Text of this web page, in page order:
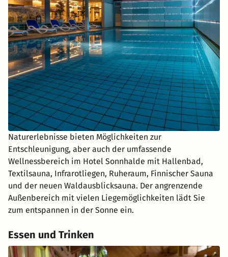
Naturerlebnisse bieten Möglichkeiten zur
Entschleunigung, aber auch der umfassende
Wellnessbereich im Hotel Sonnhalde mit Hallenbad,
Textilsauna, Infrarotliegen, Ruheraum, Finnischer Sauna
und der neuen Waldausblicksauna. Der angrenzende
Außenbereich mit vielen Liegemöglichkeiten lädt Sie
zum entspannen in der Sonne ein.
Essen und Trinken